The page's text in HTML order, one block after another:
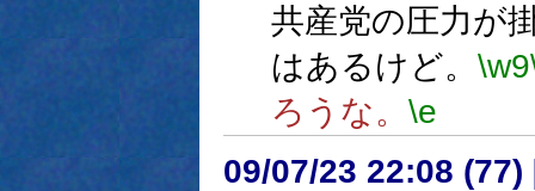
共産党の圧力が
はあるけど。 \w9
ろうな。 \e
09/07/23 22:08 (77)